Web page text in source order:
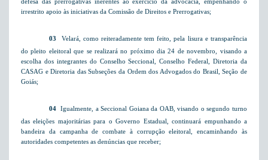
defesa das prerrogativas inerentes ao exercício da advocacia, empenhando o
irrestrito apoio às iniciativas da Comissão de Direitos e Prerrogativas;
03
 Velará, como reiteradamente tem feito, pela lisura e transparência
do pleito eleitoral que se realizará no próximo dia 24 de novembro, visando a
escolha dos integrantes do Conselho Seccional, Conselho Federal, Diretoria da
CASAG e Diretoria das Subseções da Ordem dos Advogados do Brasil, Seção de
Goiás;
04  Igualmente, a Seccional Goiana da OAB, visando o segundo turno
das eleições majoritárias para o Governo Estadual, continuará empunhando a
bandeira da campanha de combate à corrupção eleitoral, encaminhando às
autoridades competentes as denúncias que receber;